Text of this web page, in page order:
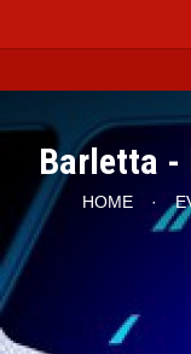
Barletta -
HOME ·